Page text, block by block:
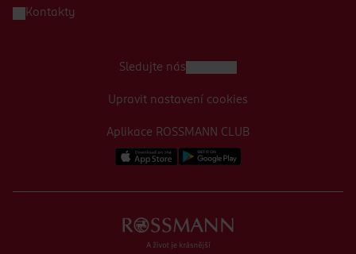
Kontakty
Aplikace ROSSMANN CLUB
Sledujte nás
Upravit nastavení cookies